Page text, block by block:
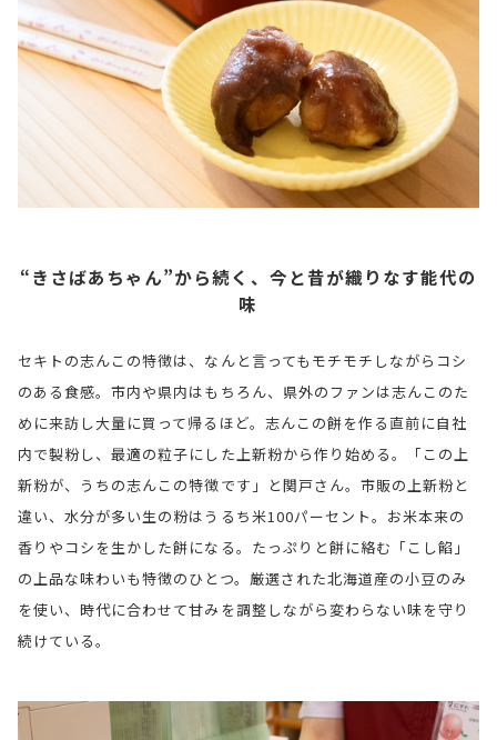
“きさばあちゃん”から続く、今と昔が織りなす能代の
味
セキトの志んこの特徴は、なんと言ってもモチモチしながらコシ
のある食感。市内や県内はもちろん、県外のファンは志んこのた
めに来訪し大量に買って帰るほど。志んこの餅を作る直前に自社
内で製粉し、最適の粒子にした上新粉から作り始める。「この上
新粉が、うちの志んこの特徴です」と関戸さん。市販の上新粉と
違い、水分が多い生の粉はうるち米100パーセント。お米本来の
香りやコシを生かした餅になる。たっぷりと餅に絡む「こし餡」
の上品な味わいも特徴のひとつ。厳選された北海道産の小豆のみ
を使い、時代に合わせて甘みを調整しながら変わらない味を守り
続けている。